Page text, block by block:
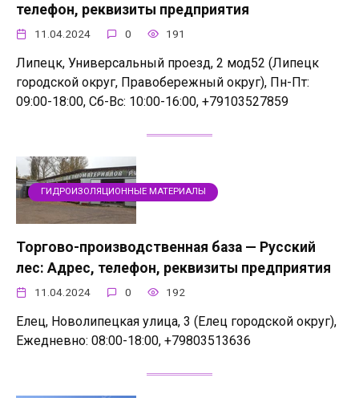
телефон, реквизиты предприятия
11.04.2024 0 191
Липецк, Универсальный проезд, 2 мод52 (Липецк
городской округ, Правобережный округ), Пн-Пт:
09:00-18:00, Сб-Вс: 10:00-16:00, +79103527859
ГИДРОИЗОЛЯЦИОННЫЕ МАТЕРИАЛЫ
Торгово-производственная база — Русский
лес: Адрес, телефон, реквизиты предприятия
11.04.2024 0 192
Елец, Новолипецкая улица, 3 (Елец городской округ),
Ежедневно: 08:00-18:00, +79803513636